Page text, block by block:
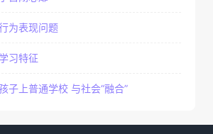
为表现问题
习特征
子上普通学校 与社会“融合”